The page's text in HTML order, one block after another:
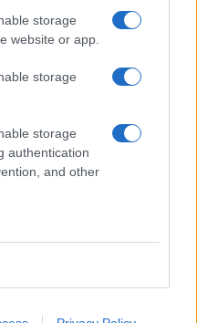
storage
website or app.
storage
storage
authentication
and other
$83,270.00